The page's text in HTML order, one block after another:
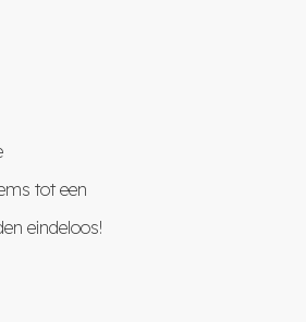
tot een
eindeloos!